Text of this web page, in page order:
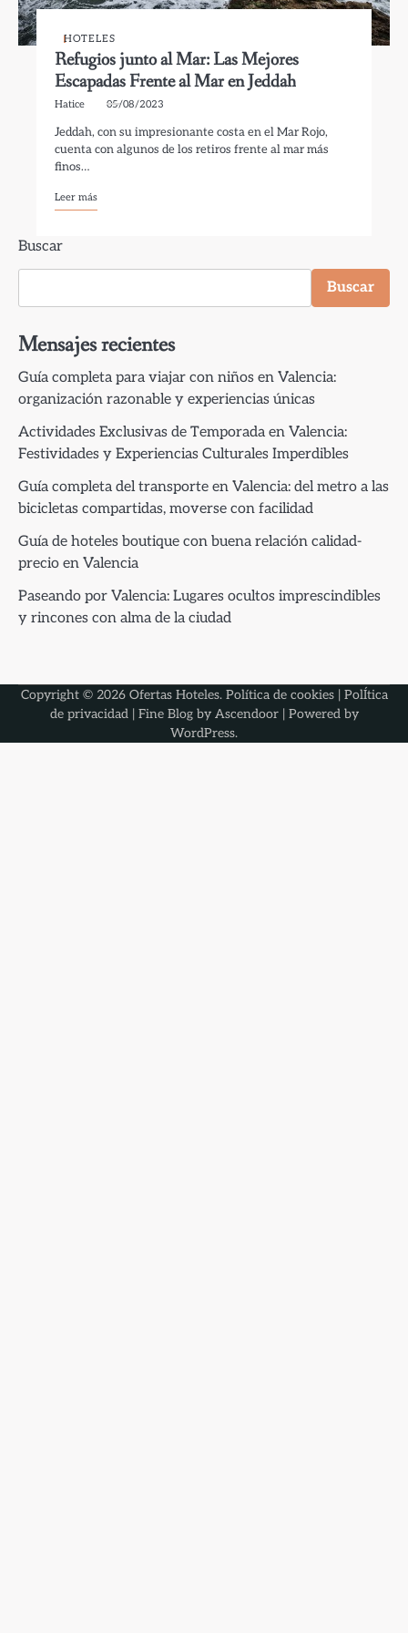
HOTELES
Refugios junto al Mar: Las Mejores
Escapadas Frente al Mar en Jeddah
Hatice 05/08/2023
Jeddah, con su impresionante costa en el Mar Rojo,
cuenta con algunos de los retiros frente al mar más
finos…
Leer más
Buscar
Buscar
Mensajes recientes
Guía completa para viajar con niños en Valencia:
organización razonable y experiencias únicas
Actividades Exclusivas de Temporada en Valencia:
Festividades y Experiencias Culturales Imperdibles
Guía completa del transporte en Valencia: del metro a las
bicicletas compartidas, moverse con facilidad
Guía de hoteles boutique con buena relación calidad-
precio en Valencia
Paseando por Valencia: Lugares ocultos imprescindibles
y rincones con alma de la ciudad
Copyright © 2026 Ofertas Hoteles. Política de cookies| PolÍtica
de privacidad| Fine Blog by Ascendoor| Powered by
WordPress.